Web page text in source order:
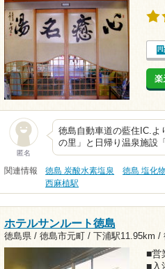
楽
匿名
徳島自動車道の藍住IC.よ
の里」と日帰り温泉施設
関連情報 徳島 炭酸水素塩泉 徳島 塩化
西麻植駅
ホテルサンルート徳島
徳島県 / 徳島市元町 / 下浦駅11.95km /
■営
■入